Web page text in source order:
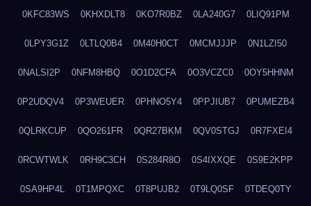
0KFC83WS 0KHXDLT8 0KO7R0BZ 0LA240G7 0LIQ91PM
0LPY3G1Z 0LTLQ0B4 0M40H0CT 0MCMJJJP 0N1LZI50
0NALSI2P 0NFM8HBQ 0O1D2CFA 0O3VCZC0 0OY5HHNM
0P2UDQV4 0P3WEUER 0PHNO5Y4 0PPJIUB7 0PUMEZB4
0QLRKCUP 0QO261FR 0QR27BKM 0QV0STGJ 0R7FXEI4
0RCWTWLK 0RH9C3CH 0S284R8O 0S4IXXQE 0S9E2KPP
0SA9HP4L 0T1MPQXC 0T8PUJB2 0T9LQ0SF 0TDEQ0TY